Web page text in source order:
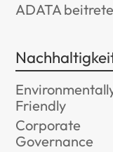
ADATA
Friendly
Corporate
Governance